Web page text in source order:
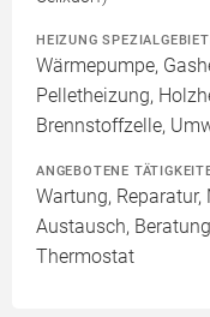
HEIZUNG
Wärmepumpe,
Pelletheizung,
Brennstoffzelle,
ANGEBOTENE
Wartung,
Austausch,
Thermostat